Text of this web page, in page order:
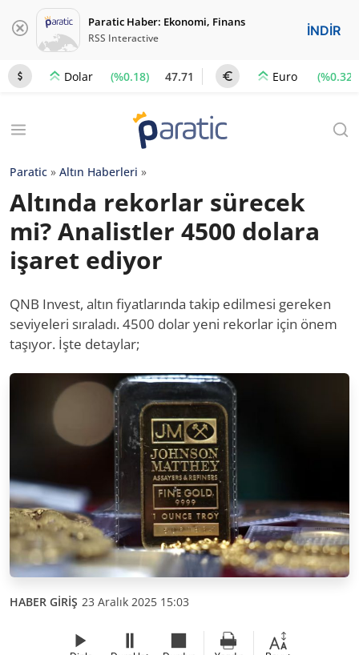
Paratic Haber: Ekonomi, Finans
RSS Interactive İNDİR
Dolar (%0.18) 47.71 Euro (%0.32)
Paratic » Altın Haberleri »
Altında rekorlar sürecek
mi? Analistler 4500 dolara
işaret ediyor
QNB Invest, altın fiyatlarında takip edilmesi gereken
seviyeleri sıraladı. 4500 dolar yeni rekorlar için önem
taşıyor. İşte detaylar;
HABER GİRİŞ 23 Aralık 2025 15:03